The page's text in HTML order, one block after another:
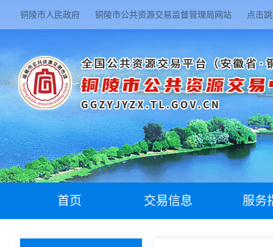
铜陵市人民政府 铜陵市公共资源交易监督管理局网站 点击
首页 交易信息 服务